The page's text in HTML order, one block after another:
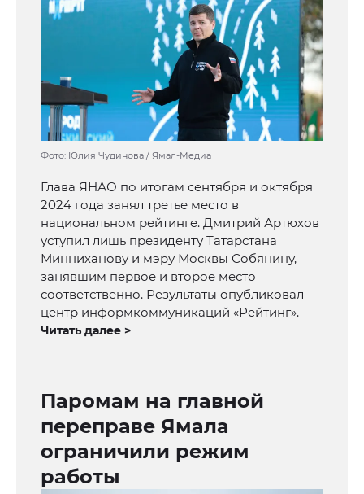
Фото: Юлия Чудинова / Ямал-Медиа
Глава ЯНАО по итогам сентября и октября
2024 года занял третье место в
национальном рейтинге. Дмитрий Артюхов
уступил лишь президенту Татарстана
Минниханову и мэру Москвы Собянину,
занявшим первое и второе место
соответственно. Результаты опубликовал
центр информкоммуникаций «Рейтинг».
Читать далее >
Паромам на главной
переправе Ямала
ограничили режим
работы